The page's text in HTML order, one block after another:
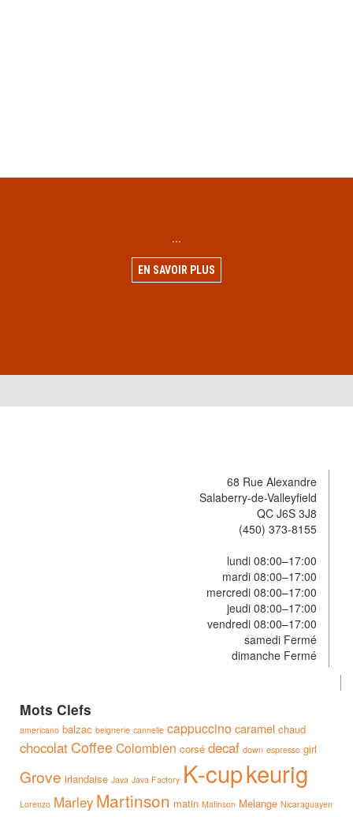
...
EN SAVOIR PLUS
68 Rue Alexandre
Salaberry-de-Valleyfield
QC J6S 3J8
(450) 373-8155
lundi 08:00–17:00
mardi 08:00–17:00
mercredi 08:00–17:00
jeudi 08:00–17:00
vendredi 08:00–17:00
samedi Fermé
dimanche Fermé
Mots Clefs
americano balzac beignerie cannelle cappuccino caramel chaud
chocolat Coffee Colombien corsé decaf down espresso girl
Grove irlandaise Java Java Factory K-cupkeurig
Lorenzo Marley Martinson matin Matinson Melange Nicaraguayen